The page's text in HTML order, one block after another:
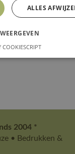
2004 *
• Bedrukken &
ALLES
COOKIESCRIPT